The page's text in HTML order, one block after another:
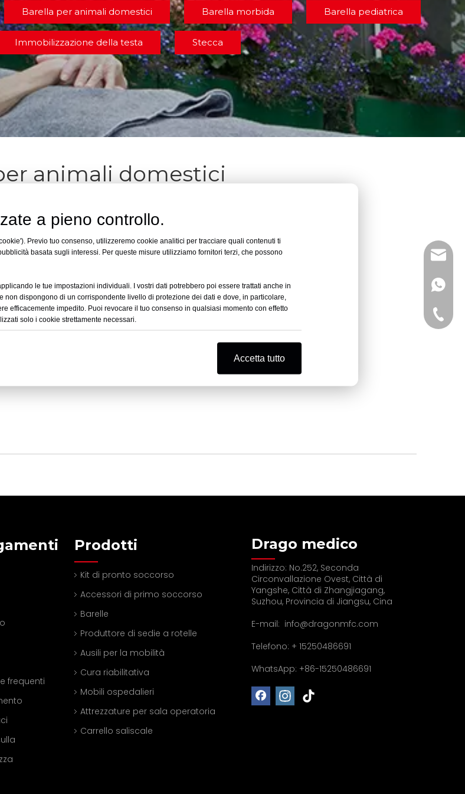
a pieno controllo.
Previo tuo consenso, utilizzeremo cookie analitici per tracciare quali contenuti ti
basata sugli interessi. Per queste misure utilizziamo fornitori terzi, che possono
le tue impostazioni individuali. I vostri dati potrebbero poi essere trattati anche in
non dispongono di un corrispondente livello di protezione dei dati e dove, in particolare,
efficacemente impedito. Puoi revocare il tuo consenso in qualsiasi momento con effetto
solo i cookie strettamente necessari.
Accetta tutto
Barella per animali domestici Barella morbida Barella pediatrica
Immobilizzazione della testa Stecca
animali domestici
frequenti
Prodotti
Kit di pronto soccorso
Accessori di primo soccorso
Barelle
Produttore di sedie a rotelle
Ausili per la mobilità
Cura riabilitativa
Mobili ospedalieri
Attrezzature per sala operatoria
Carrello saliscale
Drago medico
Indirizzo: No.252, Seconda
Circonvallazione Ovest, Città di
Yangshe, Città di Zhangjiagang,
Suzhou, Provincia di Jiangsu, Cina
E-mail: info@dragonmfc.com
Telefono: + 15250486691
WhatsApp: +86-15250486691